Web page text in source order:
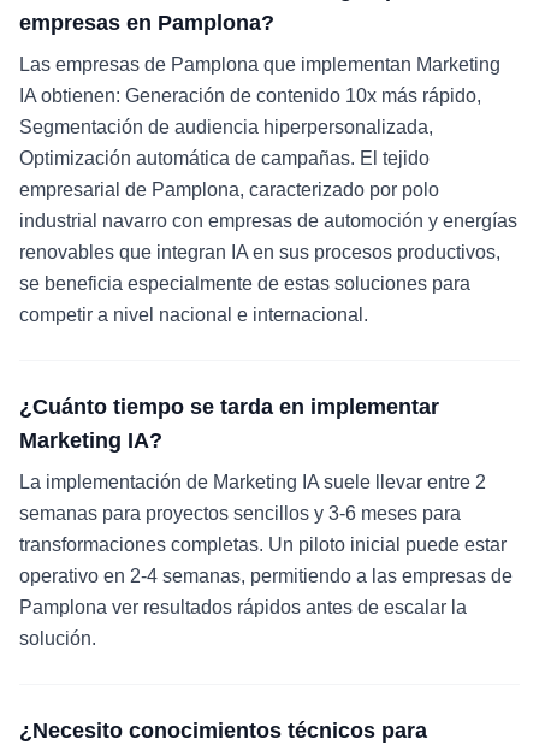
empresas en Pamplona?
Las empresas de Pamplona que implementan Marketing
IA obtienen: Generación de contenido 10x más rápido,
Segmentación de audiencia hiperpersonalizada,
Optimización automática de campañas. El tejido
empresarial de Pamplona, caracterizado por polo
industrial navarro con empresas de automoción y energías
renovables que integran IA en sus procesos productivos,
se beneficia especialmente de estas soluciones para
competir a nivel nacional e internacional.
¿Cuánto tiempo se tarda en implementar
Marketing IA?
La implementación de Marketing IA suele llevar entre 2
semanas para proyectos sencillos y 3-6 meses para
transformaciones completas. Un piloto inicial puede estar
operativo en 2-4 semanas, permitiendo a las empresas de
Pamplona ver resultados rápidos antes de escalar la
solución.
¿Necesito conocimientos técnicos para